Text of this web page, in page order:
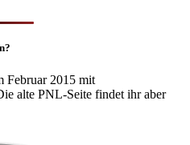
Februar 2015 mit
alte PNL-Seite findet ihr aber